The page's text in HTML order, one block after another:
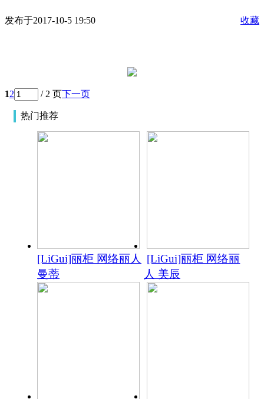
发布于2017-10-5 19:50 收藏
12 / 2 页下一页
热门推荐
[LiGui]丽柜 网络丽人
曼蒂
[LiGui]丽柜 网络丽
人 美辰